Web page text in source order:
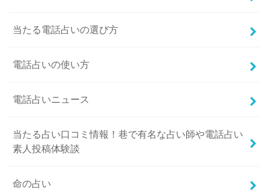
当たる電話占いの選び方
電話占いの使い方
電話占いニュース
当たる占い口コミ情報！巷で有名な占い師や電話占い
素人投稿体験談
命の占い